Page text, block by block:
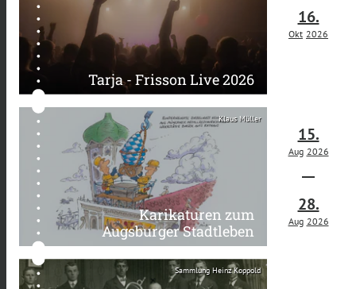
Tarja - Frisson Live 2026
16.
Okt 2026
Klaus Müller
Karikaturen zum
Augsburger Stadtleben
15.
Aug 2026
28.
Aug 2026
Sammlung Heinz Koppold